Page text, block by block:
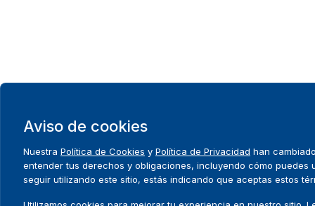
Aviso de cookies
Nuestra Política de Cookies y Política de Privacidad han
entender tus derechos y obligaciones, incluyendo cómo puedes
seguir utilizando este sitio, estás indicando que aceptas estos